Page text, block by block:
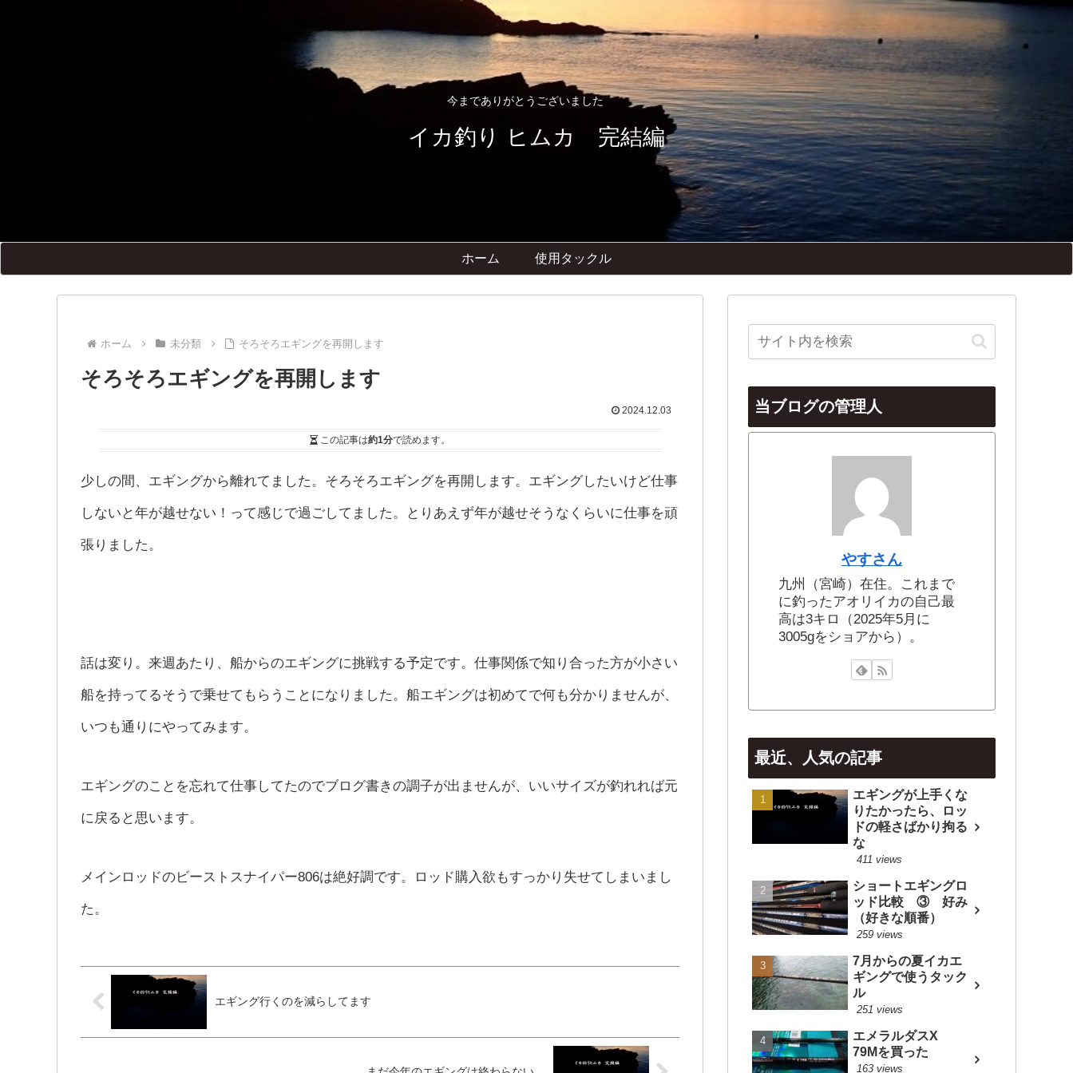
今までありがとうございました
イカ釣り ヒムカ 完結編
ホーム 使用タックル
ホーム 未分類 そろそろエギングを再開します
そろそろエギングを再開します
2024.12.03
この記事は約1分で読めます。
少しの間、エギングから離れてました。そろそろエギングを再開します。エギングしたいけど仕事
しないと年が越せない！って感じで過ごしてました。とりあえず年が越せそうなくらいに仕事を頑
張りました。
話は変り。来週あたり、船からのエギングに挑戦する予定です。仕事関係で知り合った方が小さい
船を持ってるそうで乗せてもらうことになりました。船エギングは初めてで何も分かりませんが、
いつも通りにやってみます。
エギングのことを忘れて仕事してたのでブログ書きの調子が出ませんが、いいサイズが釣れれば元
に戻ると思います。
メインロッドのビーストスナイパー806は絶好調です。ロッド購入欲もすっかり失せてしまいまし
た。
エギング行くのを減らしてます
当ブログの管理人
やすさん
九州（宮崎）在住。これまで
に釣ったアオリイカの自己最
高は3キロ（2025年5月に
3005gをショアから）。
最近、人気の記事
エギングが上手くな
りたかったら、ロッ
ドの軽さばかり拘る
な
411 views
ショートエギングロ
ッド比較 ③ 好み
（好きな順番）
259 views
7月からの夏イカエ
ギングで使うタック
ル
251 views
エメラルダスX
79Mを買った
163 views